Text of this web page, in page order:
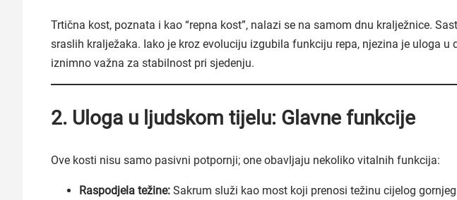
Trtična kost, poznata i kao “repna kost”, nalazi se na samom dnu kralježnice.
sraslih kralježaka. Iako je kroz evoluciju izgubila funkciju repa, njezina je uloga u
iznimno važna za stabilnost pri sjedenju.
2. Uloga u ljudskom tijelu: Glavne funkcije
Ove kosti nisu samo pasivni potpornji; one obavljaju nekoliko vitalnih funkcija:
Raspodjela težine: Sakrum služi kao most koji prenosi težinu cijelog